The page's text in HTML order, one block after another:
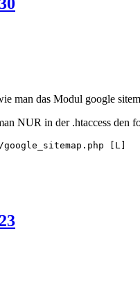
man das Modul google
NUR in der .htaccess den
[L]